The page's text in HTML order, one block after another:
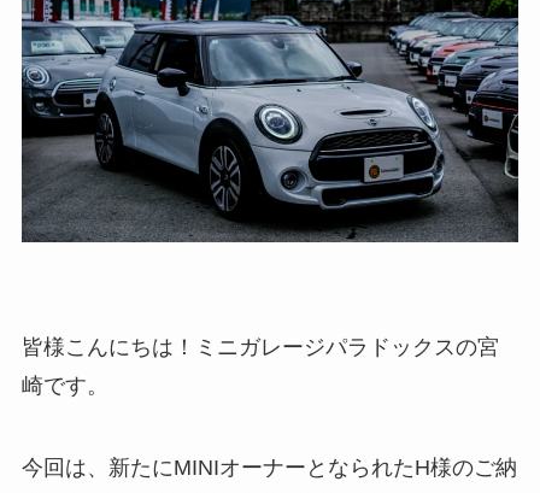
皆様こんにちは！ミニガレージパラドックスの宮
崎です。
今回は、新たにMINIオーナーとなられたH様のご納